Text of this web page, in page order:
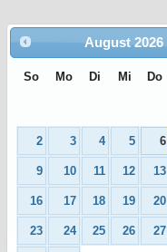
August 2026
So Mo Di Mi Do
2 3 4 5 6
9 10 11 12 13
16 17 18 19 20
23 24 25 26 27